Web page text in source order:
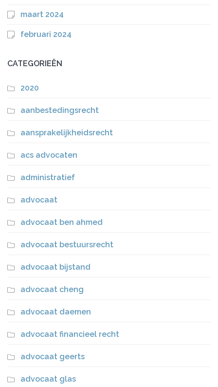
maart 2024
februari 2024
CATEGORIEËN
2020
aanbestedingsrecht
aansprakelijkheidsrecht
acs advocaten
administratief
advocaat
advocaat ben ahmed
advocaat bestuursrecht
advocaat bijstand
advocaat cheng
advocaat daemen
advocaat financieel recht
advocaat geerts
advocaat glas